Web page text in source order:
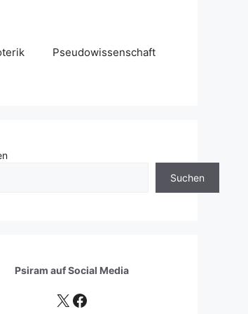
Pseudowissenschaft
Suchen
Psiram aufSocial Media
X Facebook